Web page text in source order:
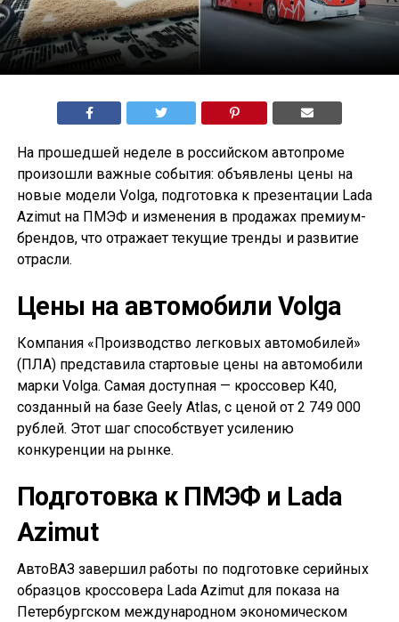
На прошедшей неделе в российском автопроме
произошли важные события: объявлены цены на
новые модели Volga, подготовка к презентации Lada
Azimut на ПМЭФ и изменения в продажах премиум-
брендов, что отражает текущие тренды и развитие
отрасли.
Цены на автомобили Volga
Компания «Производство легковых автомобилей»
(ПЛА) представила стартовые цены на автомобили
марки Volga. Самая доступная — кроссовер K40,
созданный на базе Geely Atlas, с ценой от 2 749 000
рублей. Этот шаг способствует усилению
конкуренции на рынке.
Подготовка к ПМЭФ и Lada
Azimut
АвтоВАЗ завершил работы по подготовке серийных
образцов кроссовера Lada Azimut для показа на
Петербургском международном экономическом